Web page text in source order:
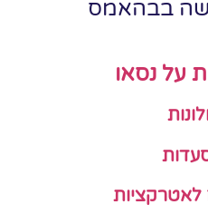
בבהאמס
על נסאו
לאטרקציות